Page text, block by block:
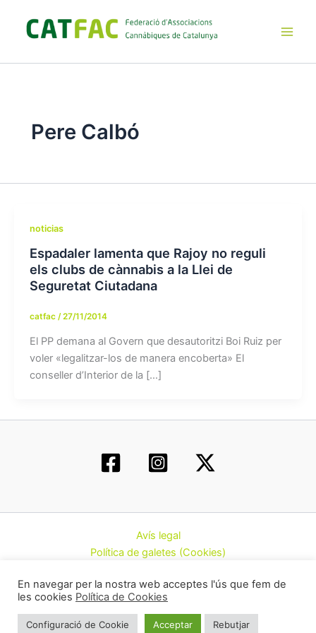
contenido
Pere Calbó
noticias
Espadaler lamenta que Rajoy no reguli
els clubs de cànnabis a la Llei de
Seguretat Ciutadana
catfac /27/11/2014
El PP demana al Govern que desautoritzi Boi Ruiz per
voler «legalitzar-los de manera encoberta» El
conseller d’Interior de la […]
Avís legal
Política de galetes (Cookies)
Contacte
Cannàbiques de Catalunya (CatFAC)
En navegar per la nostra web acceptes l'ús que fem de
les cookies Política de Cookies
Configuració de Cookie Acceptar Rebutjar